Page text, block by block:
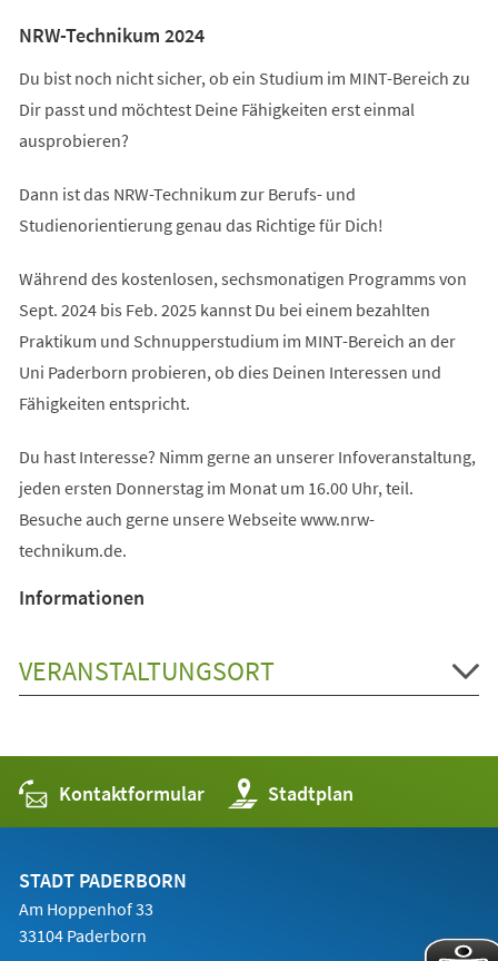
NRW-Technikum 2024
Du bist noch nicht sicher, ob ein Studium im MINT-Bereich zu
Dir passt und möchtest Deine Fähigkeiten erst einmal
ausprobieren?
Dann ist das NRW-Technikum zur Berufs- und
Studienorientierung genau das Richtige für Dich!
Während des kostenlosen, sechsmonatigen Programms von
Sept. 2024 bis Feb. 2025 kannst Du bei einem bezahlten
Praktikum und Schnupperstudium im MINT-Bereich an der
Uni Paderborn probieren, ob dies Deinen Interessen und
Fähigkeiten entspricht.
Du hast Interesse? Nimm gerne an unserer Infoveranstaltung,
jeden ersten Donnerstag im Monat um 16.00 Uhr, teil.
Besuche auch gerne unsere Webseite www.nrw-
technikum.de.
Informationen
VERANSTALTUNGSORT
Kontaktformular Stadtplan
(Öffnet
in
einem
STADT PADERBORN
Am Hoppenhof 33
33104 Paderborn